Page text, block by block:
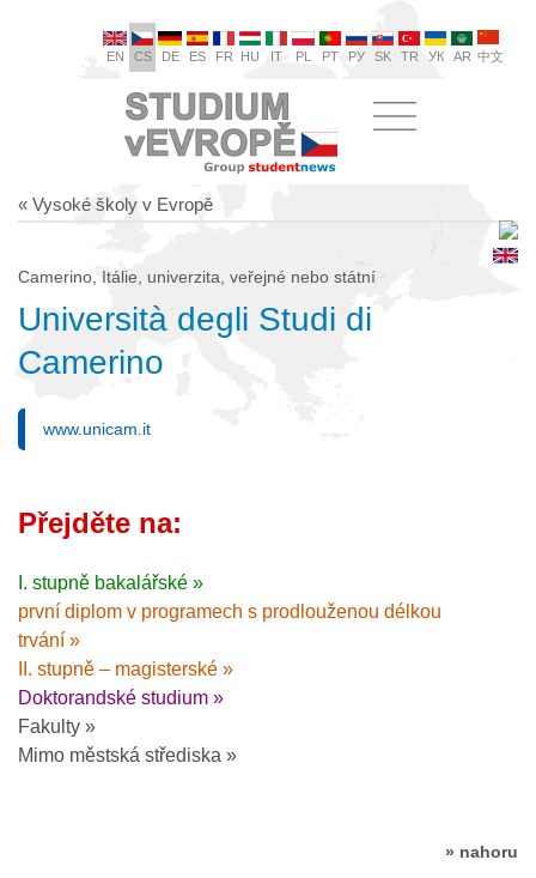
EN CS DE ES FR HU IT PL PT РУ SK TR УК AR 中文
« Vysoké školy v Evropě
Camerino, Itálie, univerzita, veřejné nebo státní
Università degli Studi di
Camerino
www.unicam.it
Přejděte na:
I. stupně bakalářské »
první diplom v programech s prodlouženou délkou
trvání »
II. stupně – magisterské »
Doktorandské studium »
Fakulty »
Mimo městská střediska »
» nahoru